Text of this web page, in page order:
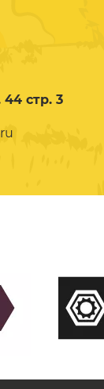
стр. 3